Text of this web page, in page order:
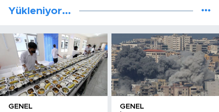
Yükleniyor...
GENEL GENEL